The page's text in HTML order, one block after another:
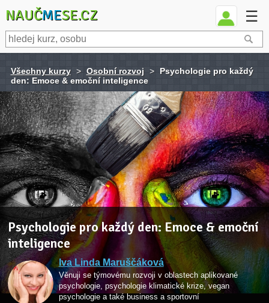
NAUČMESE.CZ ☰
Všechny kurzy > Osobní rozvoj >
Psychologie pro každý
den: Emoce & emoční inteligence
Psychologie pro každý den: Emoce & emoční
inteligence
Iva Linda Maruščáková
Věnuji se týmovému rozvoji v oblastech aplikované
psychologie, psychologie klimatické krize, vegan
psychologie a také business a sportovní